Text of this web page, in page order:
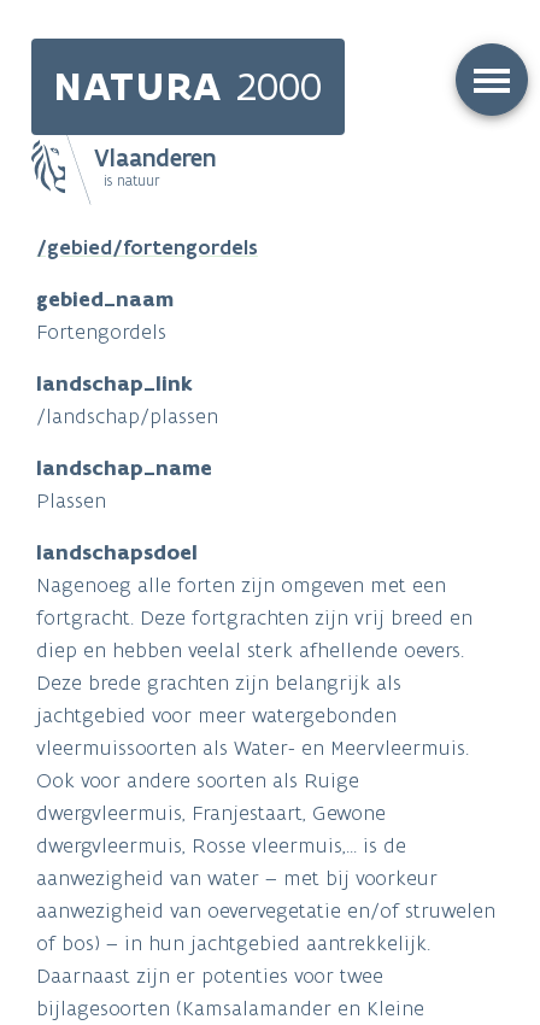
NATURA 2000
Vlaanderen
is natuur
Main
navigation
/gebied/fortengordels
gebied_naam
Fortengordels
landschap_link
/landschap/plassen
landschap_name
Plassen
landschapsdoel
Nagenoeg alle forten zijn omgeven met een
fortgracht. Deze fortgrachten zijn vrij breed en
diep en hebben veelal sterk afhellende oevers.
Deze brede grachten zijn belangrijk als
jachtgebied voor meer watergebonden
vleermuissoorten als Water- en Meervleermuis.
Ook voor andere soorten als Ruige
dwergvleermuis, Franjestaart, Gewone
dwergvleermuis, Rosse vleermuis,... is de
aanwezigheid van water – met bij voorkeur
aanwezigheid van oevervegetatie en/of struwelen
of bos) – in hun jachtgebied aantrekkelijk.
Daarnaast zijn er potenties voor twee
bijlagesoorten (Kamsalamander en Kleine